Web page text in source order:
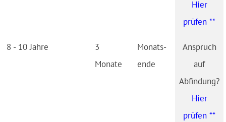
Hier
prüfen **
8 - 10 Jahre
3
Monate
Monats­
ende
Hier
prüfen **